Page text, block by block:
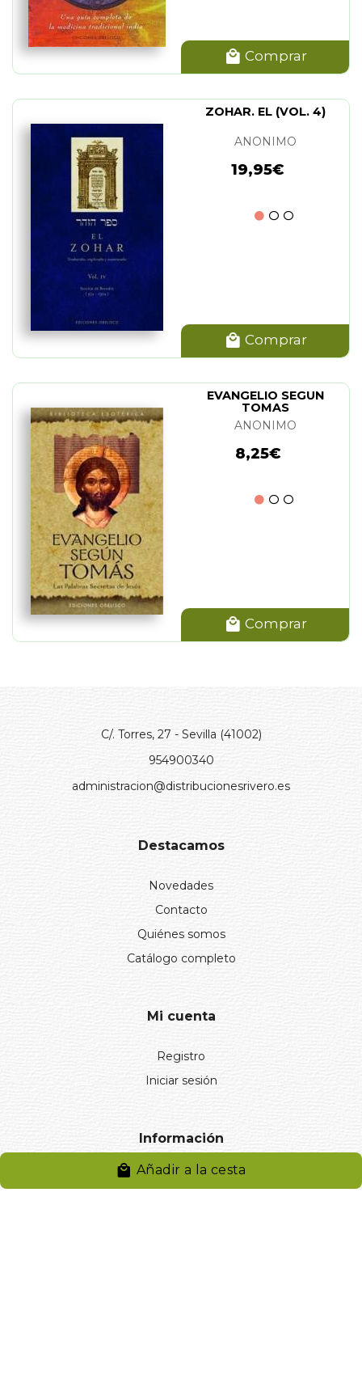
Añadir a la cesta
Comprar
ZOHAR. EL (VOL. 4)
ANONIMO
19,95€
Comprar
EVANGELIO SEGUN
TOMAS
ANONIMO
8,25€
Comprar
C/. Torres, 27 - Sevilla (41002)
954900340
administracion@distribucionesrivero.es
Destacamos
Novedades
Contacto
Quiénes somos
Catálogo completo
Mi cuenta
Registro
Iniciar sesión
Información
Aviso legal